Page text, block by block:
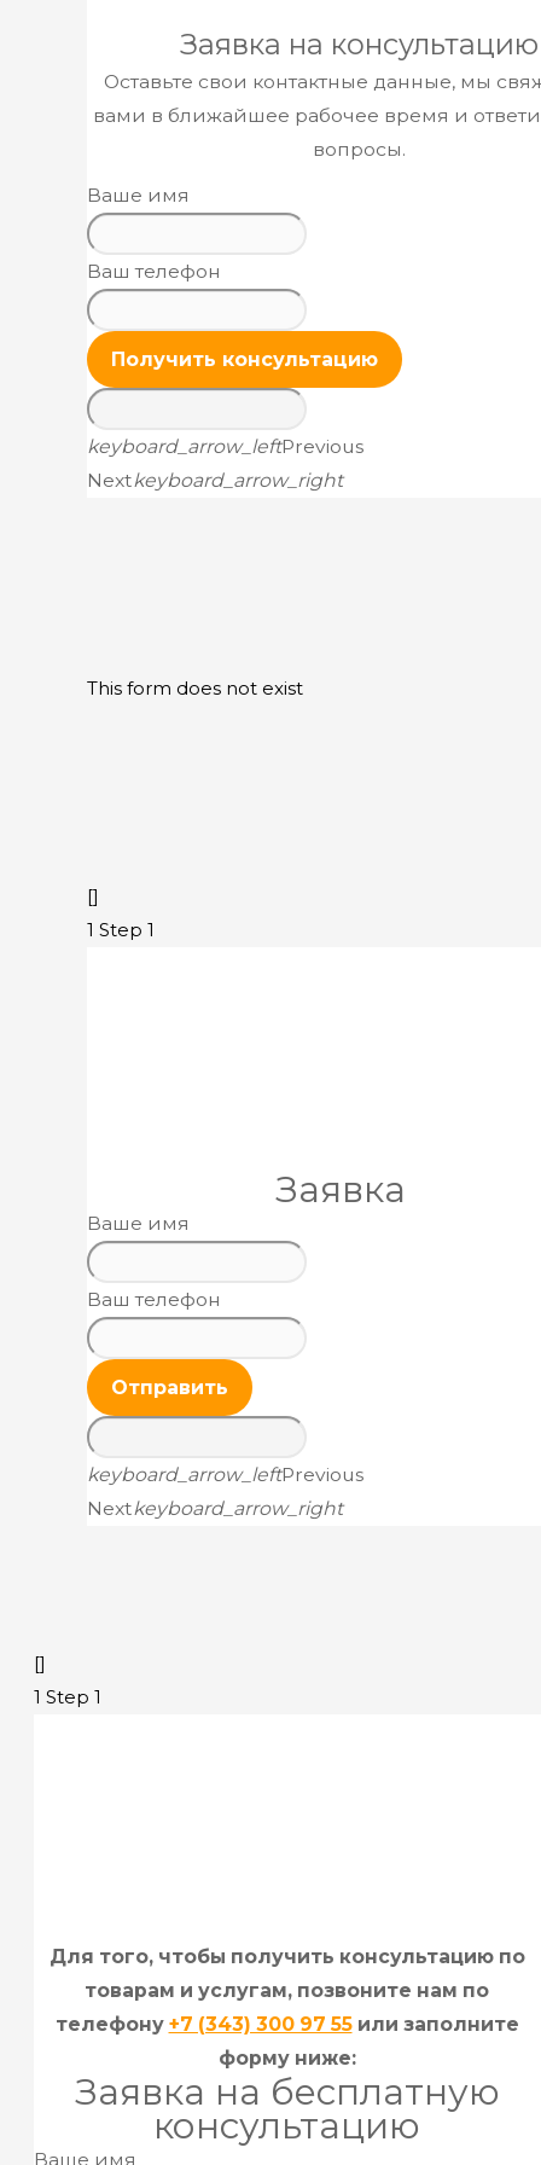
​Заявка на консультацию
Оставьте свои контактные данные, мы
вами в ближайшее рабочее время и
вопросы.
Ваше имя
Ваш телефон
Получить консультацию
keyboard_arrow_leftPrevious
Nextkeyboard_arrow_right
This form does not exist
[]
1 Step 1
Заявка
Ваше имя
Ваш телефон
Отправить
keyboard_arrow_leftPrevious
Nextkeyboard_arrow_right
[]
1 Step 1
Для того, чтобы получить консультацию по
товарам и услугам, позвоните нам по
телефону +7 (343) 300 97 55или заполните
форму ниже:
Заявка на бесплатную
консультацию
Ваше имя